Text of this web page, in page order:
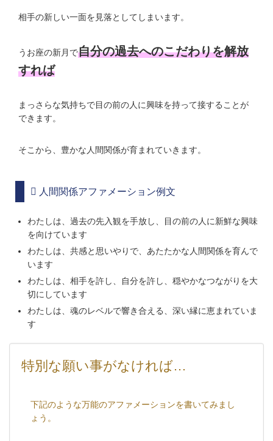
相手の新しい一面を見落としてしまいます。
うお座の新月で自分の過去へのこだわりを解放
すれば
まっさらな気持ちで目の前の人に興味を持って接することが
できます。
そこから、豊かな人間関係が育まれていきます。
人間関係アファメーション例文
わたしは、過去の先入観を手放し、目の前の人に新鮮な興味
を向けています
わたしは、共感と思いやりで、あたたかな人間関係を育んで
います
わたしは、相手を許し、自分を許し、穏やかなつながりを大
切にしています
わたしは、魂のレベルで響き合える、深い縁に恵まれていま
す
特別な願い事がなければ…
下記のような万能のアファメーションを書いてみまし
ょう。